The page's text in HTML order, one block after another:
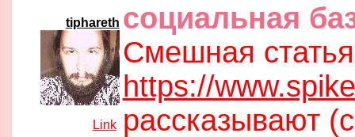
tiphareth
Link]
социальная
Смешная статья
https://
рассказывают